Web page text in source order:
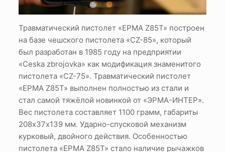
Травматический пистолет «ЕРМА Z85Т» построен
на базе чешского пистолета «CZ-85», который
был разработан в 1985 году на предприятии
«Ceska zbrojovka» как модификация знаменитого
пистолета «CZ-75». Травматический пистолет
«ЕРМА Z85Т» выполнен полностью из стали и
стал самой тяжёлой новинкой от «ЭРМА-ИНТЕР».
Вес пистолета составляет 1100 грамм, габариты
208х37х139 мм. Ударно-спусковой механизм
курковый, двойного действия. Особенностью
пистолета «ЕРМА Z85Т» стало наличие рычажков